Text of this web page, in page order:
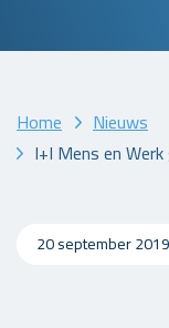
Home
Nieuws
I+I Mens en
20 september 2019